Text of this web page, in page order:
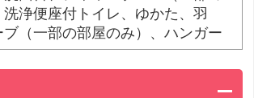
浄便座付トイレ、ゆかた、羽
（一部の部屋のみ）、ハンガー